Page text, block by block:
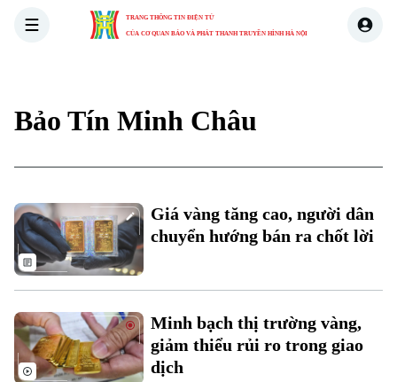
TRANG THÔNG TIN ĐIỆN TỬ
CỦA CƠ QUAN BÁO VÀ PHÁT THANH TRUYỀN HÌNH HÀ NỘI
Bảo Tín Minh Châu
Giá vàng tăng cao, người dân
chuyển hướng bán ra chốt lời
Minh bạch thị trường vàng,
giảm thiểu rủi ro trong giao
dịch